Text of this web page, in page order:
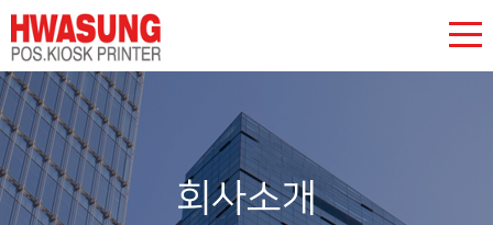
회사소개